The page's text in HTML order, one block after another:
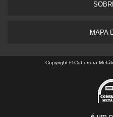
MAPA
Copyright © Cobertura